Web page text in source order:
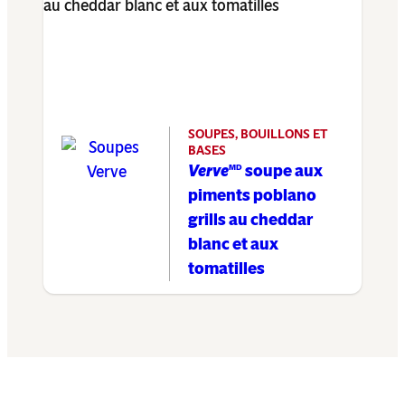
SOUPES, BOUILLONS ET
BASES
VerveMD soupe aux
piments poblano
grills au cheddar
blanc et aux
tomatilles